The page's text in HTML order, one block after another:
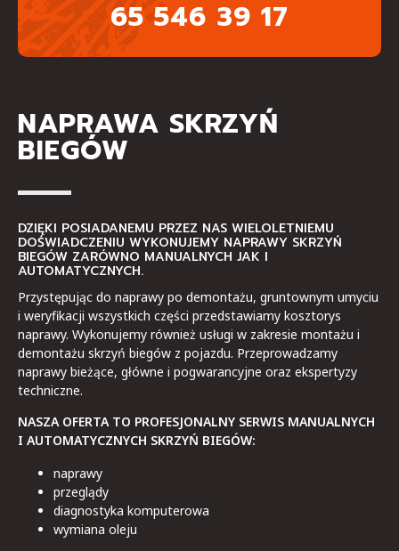
65 546 39 17
NAPRAWA SKRZYŃ
BIEGÓW
DZIĘKI POSIADANEMU PRZEZ NAS WIELOLETNIEMU
DOŚWIADCZENIU WYKONUJEMY NAPRAWY SKRZYŃ
BIEGÓW ZARÓWNO MANUALNYCH JAK I
AUTOMATYCZNYCH.
Przystępując do naprawy po demontażu, gruntownym umyciu
i weryfikacji wszystkich części przedstawiamy kosztorys
naprawy. Wykonujemy również usługi w zakresie montażu i
demontażu skrzyń biegów z pojazdu. Przeprowadzamy
naprawy bieżące, główne i pogwarancyjne oraz ekspertyzy
techniczne.
NASZA OFERTA TO PROFESJONALNY SERWIS MANUALNYCH
I AUTOMATYCZNYCH SKRZYŃ BIEGÓW:
naprawy
przeglądy
diagnostyka komputerowa
wymiana oleju